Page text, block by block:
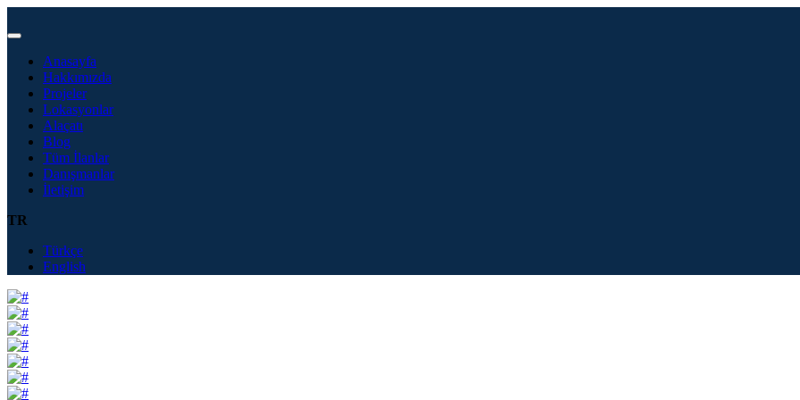
Anasayfa
Hakkımızda
Projeler
Lokasyonlar
Alaçatı
Blog
Tüm İlanlar
Danışmanlar
İletişim
TR
Türkçe
English